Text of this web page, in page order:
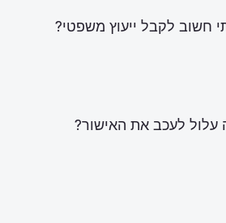
חשוב לקבל ייעוץ משפטי?